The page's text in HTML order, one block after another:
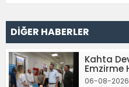
DİĞER HABERLER
Kahta
Emzirme
06-08-